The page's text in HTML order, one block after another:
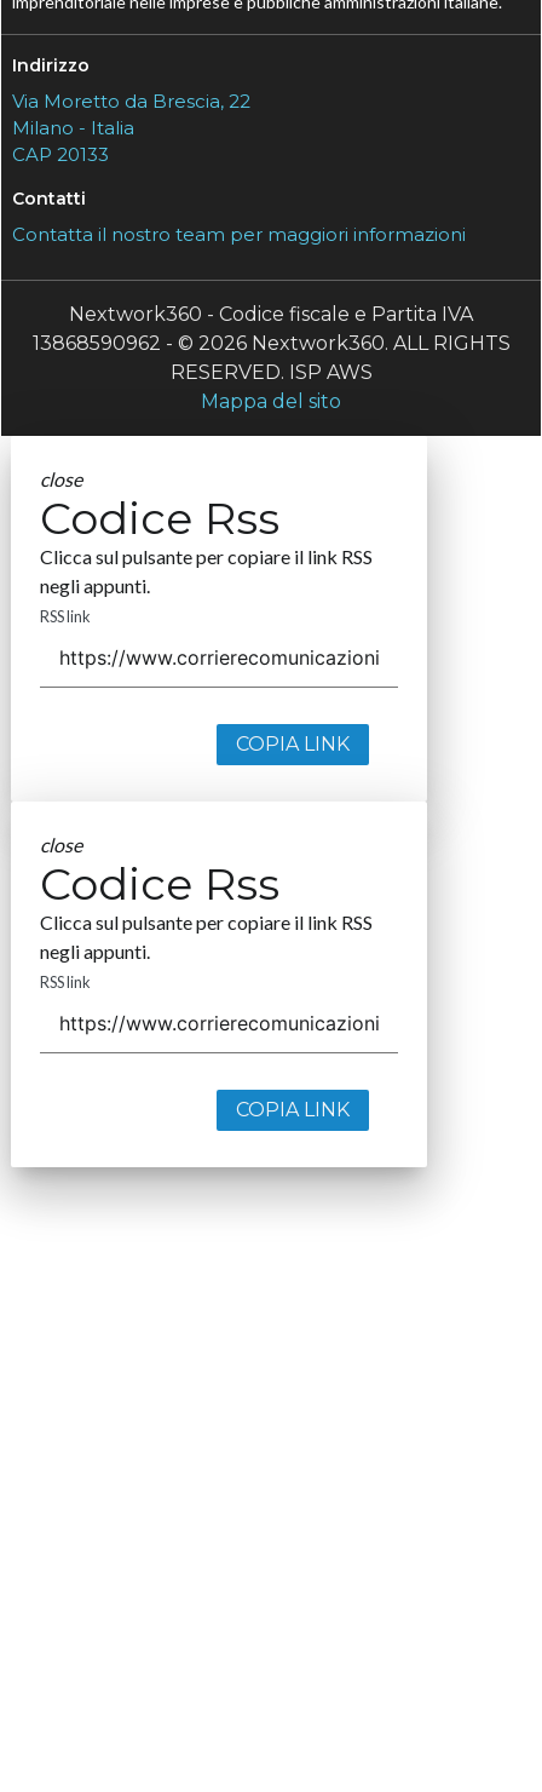
Indirizzo
Via Moretto da Brescia, 22
Milano - Italia
CAP 20133
Contatti
Contatta il nostro team per maggiori informazioni
Nextwork360 - Codice fiscale e Partita IVA
13868590962 - © 2026 Nextwork360. ALL RIGHTS
RESERVED. ISP AWS
Mappa del sito
close
Codice Rss
Clicca sul pulsante per copiare il link RSS
negli appunti.
RSS link
COPIA LINK
close
Codice Rss
Clicca sul pulsante per copiare il link RSS
negli appunti.
RSS link
COPIA LINK